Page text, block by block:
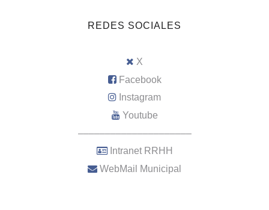
REDES SOCIALES
X
Facebook
Instagram
Youtube
–––––––––––––––––––––
Intranet RRHH
WebMail Municipal